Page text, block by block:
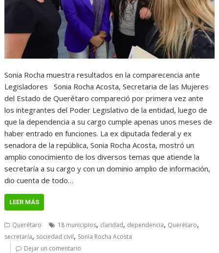
Sonia Rocha muestra resultados en la comparecencia ante
Legisladores Sonia Rocha Acosta, Secretaria de las Mujeres
del Estado de Querétaro compareció por primera vez ante
los integrantes del Poder Legislativo de la entidad, luego de
que la dependencia a su cargo cumple apenas unos meses de
haber entrado en funciones. La ex diputada federal y ex
senadora de la república, Sonia Rocha Acosta, mostró un
amplio conocimiento de los diversos temas que atiende la
secretaría a su cargo y con un dominio amplio de información,
dio cuenta de todo…
LEER MÁS
Querétaro 18 municipios, claridad, dependencia, Querétaro,
secretaría, sociedad civil, Sonia Rocha Acosta
Dejar un comentario